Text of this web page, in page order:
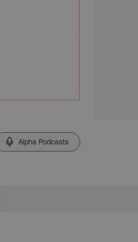
Alpha Podcasts